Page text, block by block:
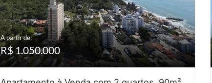
A partir de:
R$ 1.050.000